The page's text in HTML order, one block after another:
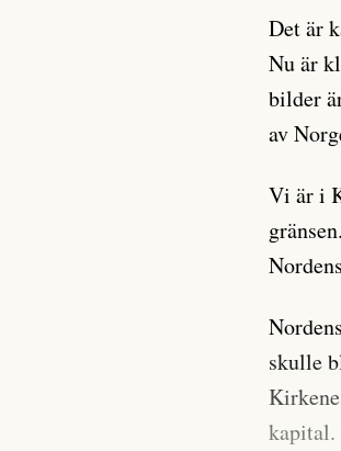
Det är
Nu är
bilder
av
Vi är i
skulle
kapital.